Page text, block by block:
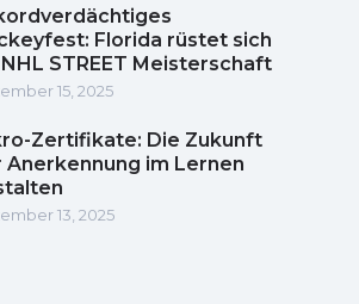
Florida rüstet sich
STREET Meisterschaft
15, 2025
Zertifikate: Die Zukunft
Anerkennung im Lernen
13, 2025